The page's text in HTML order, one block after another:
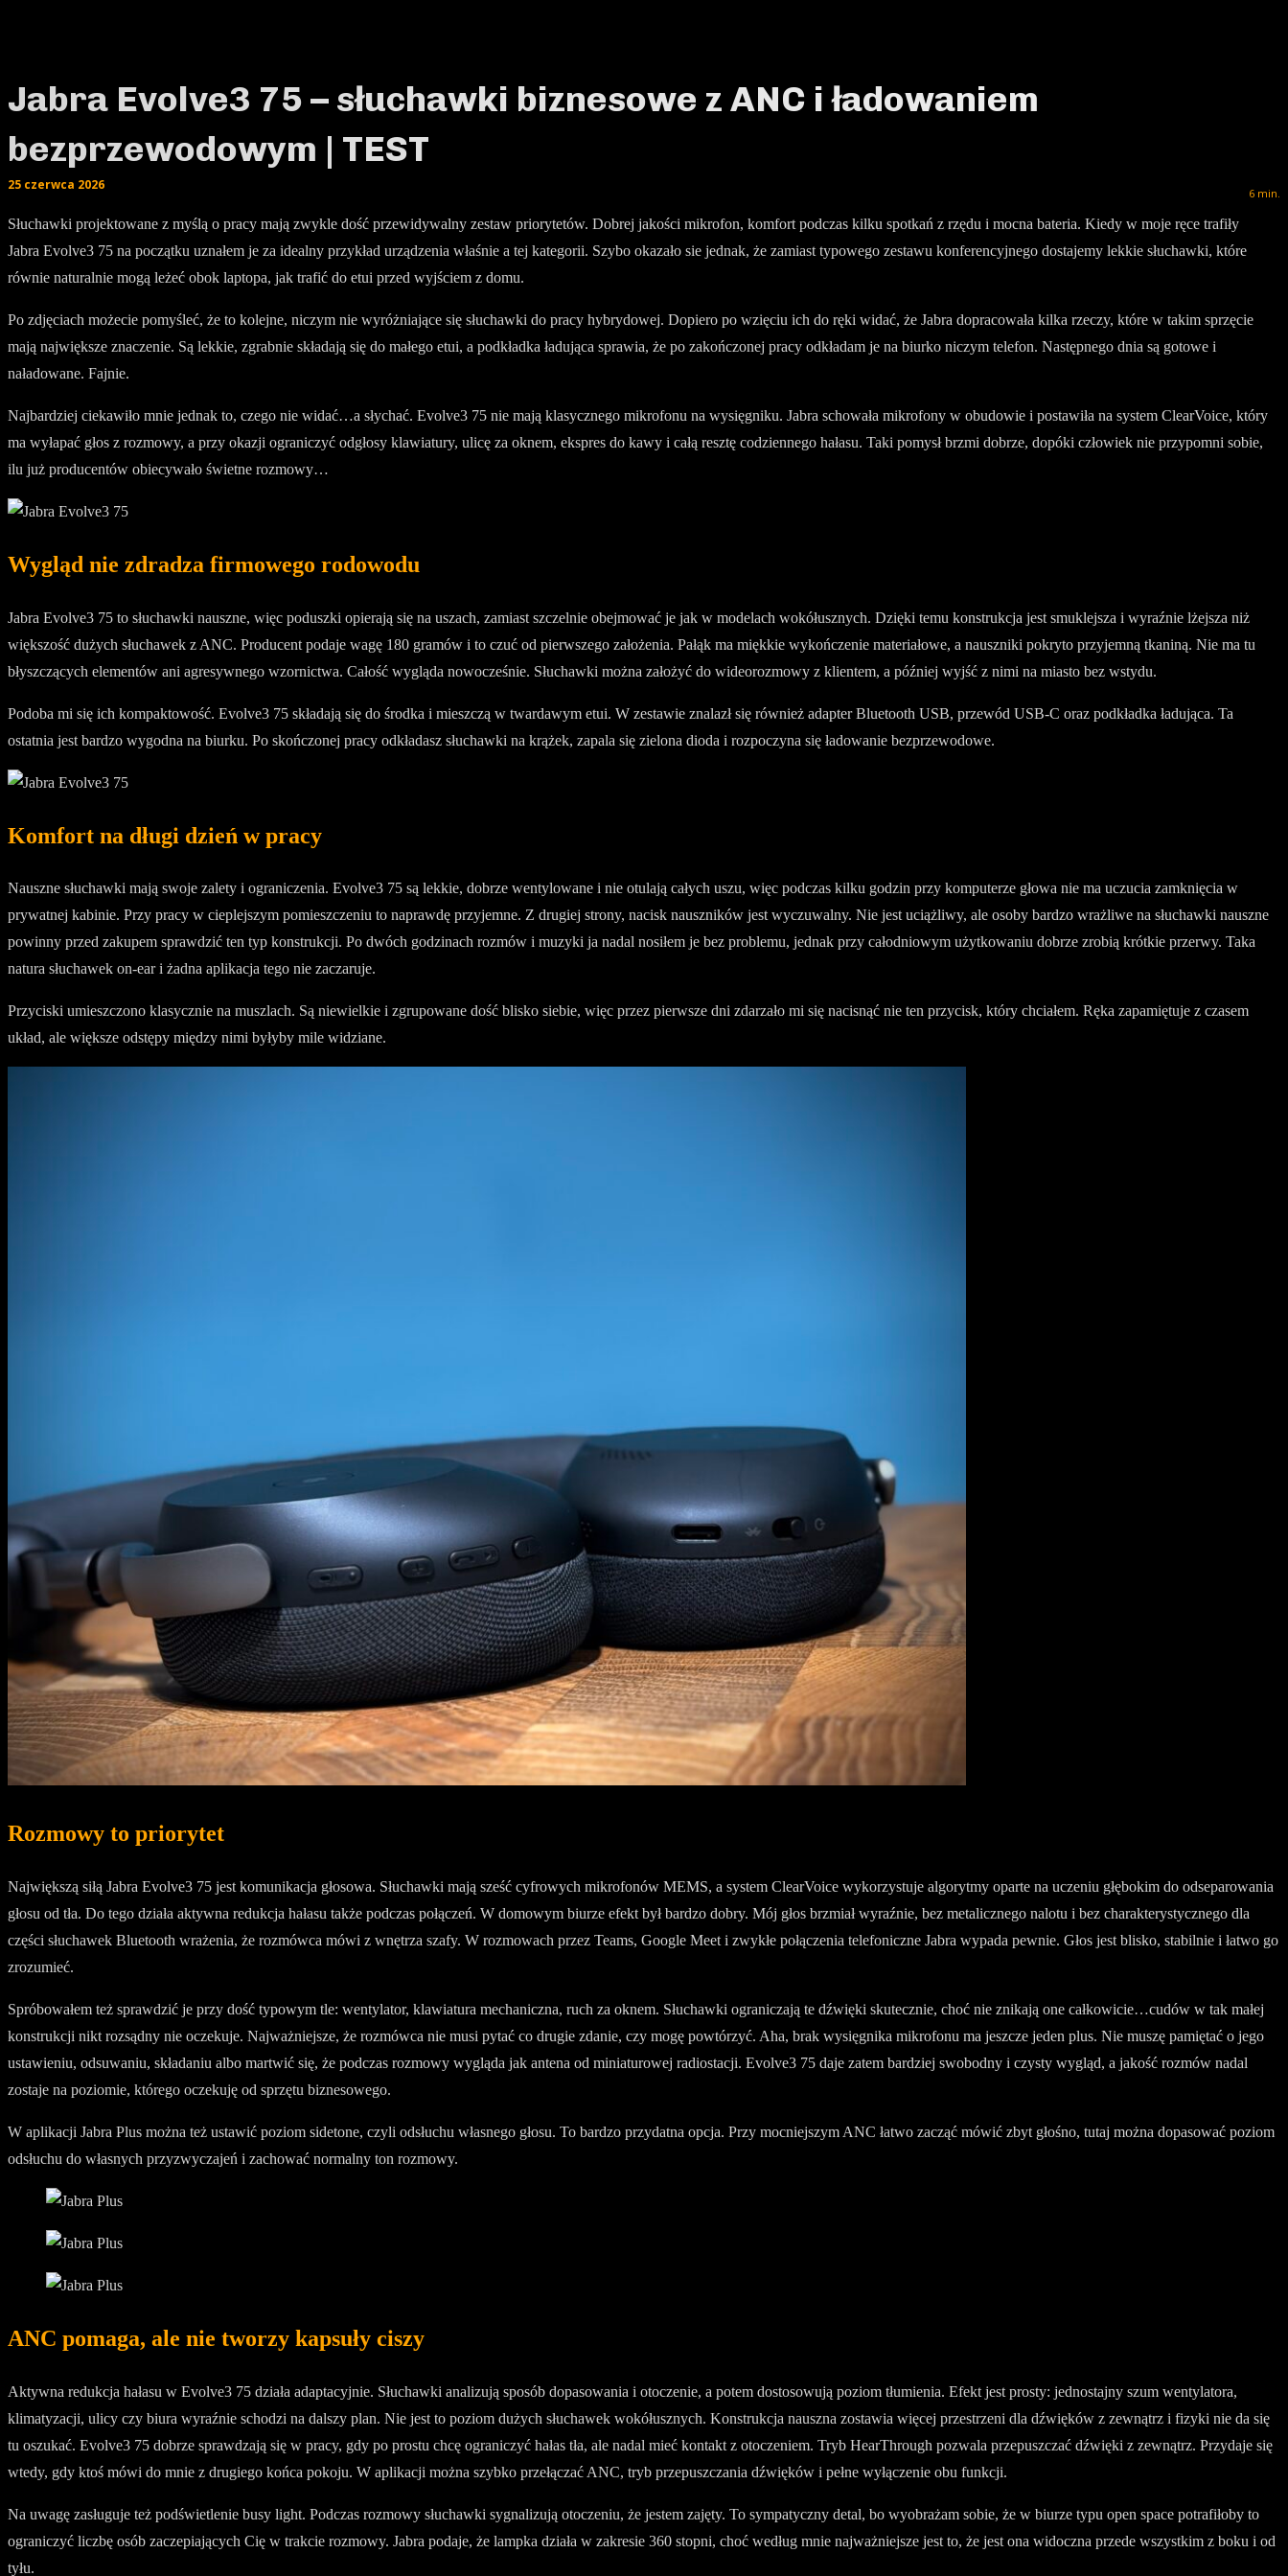
Jabra Evolve3 75 – słuchawki biznesowe z ANC i ładowaniem
bezprzewodowym | TEST
6 min.
25 czerwca 2026
Słuchawki projektowane z myślą o pracy mają zwykle dość przewidywalny zestaw priorytetów. Dobrej jakości mikrofon, komfort podczas kilku spotkań z rzędu i mocna bateria. Kiedy w moje ręce trafiły
Jabra Evolve3 75 na początku uznałem je za idealny przykład urządzenia właśnie a tej kategorii. Szybo okazało sie jednak, że zamiast typowego zestawu konferencyjnego dostajemy lekkie słuchawki, które
równie naturalnie mogą leżeć obok laptopa, jak trafić do etui przed wyjściem z domu.
Po zdjęciach możecie pomyśleć, że to kolejne, niczym nie wyróżniające się słuchawki do pracy hybrydowej. Dopiero po wzięciu ich do ręki widać, że Jabra dopracowała kilka rzeczy, które w takim sprzęcie
mają największe znaczenie. Są lekkie, zgrabnie składają się do małego etui, a podkładka ładująca sprawia, że po zakończonej pracy odkładam je na biurko niczym telefon. Następnego dnia są gotowe i
naładowane. Fajnie.
Najbardziej ciekawiło mnie jednak to, czego nie widać…a słychać. Evolve3 75 nie mają klasycznego mikrofonu na wysięgniku. Jabra schowała mikrofony w obudowie i postawiła na system ClearVoice, który
ma wyłapać głos z rozmowy, a przy okazji ograniczyć odgłosy klawiatury, ulicę za oknem, ekspres do kawy i całą resztę codziennego hałasu. Taki pomysł brzmi dobrze, dopóki człowiek nie przypomni sobie,
ilu już producentów obiecywało świetne rozmowy…
Wygląd nie zdradza firmowego rodowodu
Jabra Evolve3 75 to słuchawki nauszne, więc poduszki opierają się na uszach, zamiast szczelnie obejmować je jak w modelach wokółusznych. Dzięki temu konstrukcja jest smuklejsza i wyraźnie lżejsza niż
większość dużych słuchawek z ANC. Producent podaje wagę 180 gramów i to czuć od pierwszego założenia. Pałąk ma miękkie wykończenie materiałowe, a nauszniki pokryto przyjemną tkaniną. Nie ma tu
błyszczących elementów ani agresywnego wzornictwa. Całość wygląda nowocześnie. Słuchawki można założyć do wideorozmowy z klientem, a później wyjść z nimi na miasto bez wstydu.
Podoba mi się ich kompaktowość. Evolve3 75 składają się do środka i mieszczą w twardawym etui. W zestawie znalazł się również adapter Bluetooth USB, przewód USB-C oraz podkładka ładująca. Ta
ostatnia jest bardzo wygodna na biurku. Po skończonej pracy odkładasz słuchawki na krążek, zapala się zielona dioda i rozpoczyna się ładowanie bezprzewodowe.
Komfort na długi dzień w pracy
Nauszne słuchawki mają swoje zalety i ograniczenia. Evolve3 75 są lekkie, dobrze wentylowane i nie otulają całych uszu, więc podczas kilku godzin przy komputerze głowa nie ma uczucia zamknięcia w
prywatnej kabinie. Przy pracy w cieplejszym pomieszczeniu to naprawdę przyjemne. Z drugiej strony, nacisk nauszników jest wyczuwalny. Nie jest uciążliwy, ale osoby bardzo wrażliwe na słuchawki nauszne
powinny przed zakupem sprawdzić ten typ konstrukcji. Po dwóch godzinach rozmów i muzyki ja nadal nosiłem je bez problemu, jednak przy całodniowym użytkowaniu dobrze zrobią krótkie przerwy. Taka
natura słuchawek on-ear i żadna aplikacja tego nie zaczaruje.
Przyciski umieszczono klasycznie na muszlach. Są niewielkie i zgrupowane dość blisko siebie, więc przez pierwsze dni zdarzało mi się nacisnąć nie ten przycisk, który chciałem. Ręka zapamiętuje z czasem
układ, ale większe odstępy między nimi byłyby mile widziane.
Rozmowy to priorytet
Największą siłą Jabra Evolve3 75 jest komunikacja głosowa. Słuchawki mają sześć cyfrowych mikrofonów MEMS, a system ClearVoice wykorzystuje algorytmy oparte na uczeniu głębokim do odseparowania
głosu od tła. Do tego działa aktywna redukcja hałasu także podczas połączeń. W domowym biurze efekt był bardzo dobry. Mój głos brzmiał wyraźnie, bez metalicznego nalotu i bez charakterystycznego dla
części słuchawek Bluetooth wrażenia, że rozmówca mówi z wnętrza szafy. W rozmowach przez Teams, Google Meet i zwykłe połączenia telefoniczne Jabra wypada pewnie. Głos jest blisko, stabilnie i łatwo go
zrozumieć.
Spróbowałem też sprawdzić je przy dość typowym tle: wentylator, klawiatura mechaniczna, ruch za oknem. Słuchawki ograniczają te dźwięki skutecznie, choć nie znikają one całkowicie…cudów w tak małej
konstrukcji nikt rozsądny nie oczekuje. Najważniejsze, że rozmówca nie musi pytać co drugie zdanie, czy mogę powtórzyć. Aha, brak wysięgnika mikrofonu ma jeszcze jeden plus. Nie muszę pamiętać o jego
ustawieniu, odsuwaniu, składaniu albo martwić się, że podczas rozmowy wygląda jak antena od miniaturowej radiostacji. Evolve3 75 daje zatem bardziej swobodny i czysty wygląd, a jakość rozmów nadal
zostaje na poziomie, którego oczekuję od sprzętu biznesowego.
W aplikacji Jabra Plus można też ustawić poziom sidetone, czyli odsłuchu własnego głosu. To bardzo przydatna opcja. Przy mocniejszym ANC łatwo zacząć mówić zbyt głośno, tutaj można dopasować poziom
odsłuchu do własnych przyzwyczajeń i zachować normalny ton rozmowy.
ANC pomaga, ale nie tworzy kapsuły ciszy
Aktywna redukcja hałasu w Evolve3 75 działa adaptacyjnie. Słuchawki analizują sposób dopasowania i otoczenie, a potem dostosowują poziom tłumienia. Efekt jest prosty: jednostajny szum wentylatora,
klimatyzacji, ulicy czy biura wyraźnie schodzi na dalszy plan. Nie jest to poziom dużych słuchawek wokółusznych. Konstrukcja nauszna zostawia więcej przestrzeni dla dźwięków z zewnątrz i fizyki nie da się
tu oszukać. Evolve3 75 dobrze sprawdzają się w pracy, gdy po prostu chcę ograniczyć hałas tła, ale nadal mieć kontakt z otoczeniem. Tryb HearThrough pozwala przepuszczać dźwięki z zewnątrz. Przydaje się
wtedy, gdy ktoś mówi do mnie z drugiego końca pokoju. W aplikacji można szybko przełączać ANC, tryb przepuszczania dźwięków i pełne wyłączenie obu funkcji.
Na uwagę zasługuje też podświetlenie busy light. Podczas rozmowy słuchawki sygnalizują otoczeniu, że jestem zajęty. To sympatyczny detal, bo wyobrażam sobie, że w biurze typu open space potrafiłoby to
ograniczyć liczbę osób zaczepiających Cię w trakcie rozmowy. Jabra podaje, że lampka działa w zakresie 360 stopni, choć według mnie najważniejsze jest to, że jest ona widoczna przede wszystkim z boku i od
tyłu.